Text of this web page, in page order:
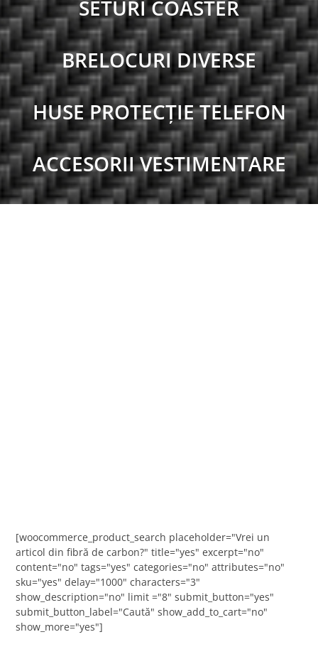
SETURI COASTER
BRELOCURI DIVERSE
HUSE PROTECȚIE TELEFON
ACCESORII VESTIMENTARE
[woocommerce_product_search placeholder="Vrei un
articol din fibră de carbon?" title="yes" excerpt="no"
content="no" tags="yes" categories="no" attributes="no"
sku="yes" delay="1000" characters="3"
show_description="no" limit ="8" submit_button="yes"
submit_button_label="Caută" show_add_to_cart="no"
show_more="yes"]